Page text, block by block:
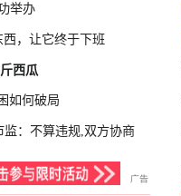
举办
，让它终于下班
西瓜
如何破局
：不算违规,双方协商